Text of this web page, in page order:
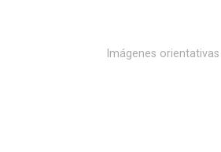
Imágenes orientativas